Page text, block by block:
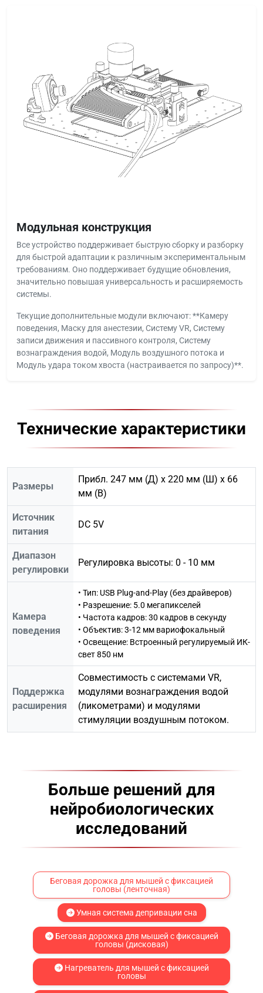
Модульная конструкция
Все устройство поддерживает быструю сборку и разборку
для быстрой адаптации к различным экспериментальным
требованиям. Оно поддерживает будущие обновления,
значительно повышая универсальность и расширяемость
системы.
Текущие дополнительные модули включают: **Камеру
поведения, Маску для анестезии, Систему VR, Систему
записи движения и пассивного контроля, Систему
вознаграждения водой, Модуль воздушного потока и
Модуль удара током хвоста (настраивается по запросу)**.
Технические характеристики
Размеры
Прибл. 247 мм (Д) x 220 мм (Ш) x 66
мм (В)
Источник
питания
DC 5V
Диапазон
регулировки
Регулировка высоты: 0 - 10 мм
Камера
поведения
• Тип: USB Plug-and-Play (без драйверов)
• Разрешение: 5.0 мегапикселей
• Частота кадров: 30 кадров в секунду
• Объектив: 3-12 мм вариофокальный
• Освещение: Встроенный регулируемый ИК-
свет 850 нм
Поддержка
расширения
Совместимость с системами VR,
модулями вознаграждения водой
(ликометрами) и модулями
стимуляции воздушным потоком.
Больше решений для
нейробиологических
исследований
Беговая дорожка для мышей с фиксацией
головы (ленточная)
Умная система депривации сна
Беговая дорожка для мышей с фиксацией
головы (дисковая)
Нагреватель для мышей с фиксацией
головы